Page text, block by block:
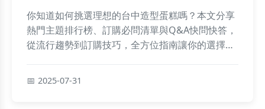
你知道如何挑選理想的台中造型蛋糕嗎？本文分享
熱門主題排行榜、訂購必問清單與Q&A快問快答，
從流行趨勢到訂購技巧，全方位指南讓你的選擇更
2025-07-31